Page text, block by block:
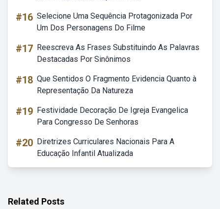
#16 Selecione Uma Sequência Protagonizada Por
Um Dos Personagens Do Filme
#17 Reescreva As Frases Substituindo As Palavras
Destacadas Por Sinônimos
#18 Que Sentidos O Fragmento Evidencia Quanto à
Representação Da Natureza
#19 Festividade Decoração De Igreja Evangelica
Para Congresso De Senhoras
#20 Diretrizes Curriculares Nacionais Para A
Educação Infantil Atualizada
Related Posts